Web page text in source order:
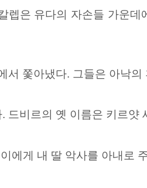
은 유다의 자손들 가운데
서 쫓아냈다. 그들은 아낙의
드비르의 옛 이름은 키르얏
에게 내 딸 악사를 아내로